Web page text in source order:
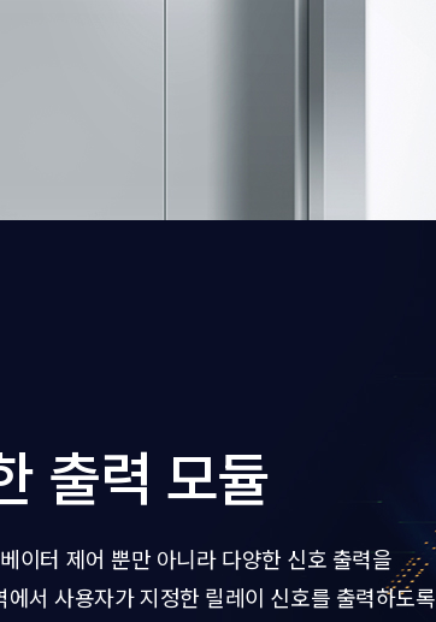
출력 모듈
터 제어 뿐만 아니라 다양한 신호 출력을
에서 사용자가 지정한 릴레이 신호를 출력하도록